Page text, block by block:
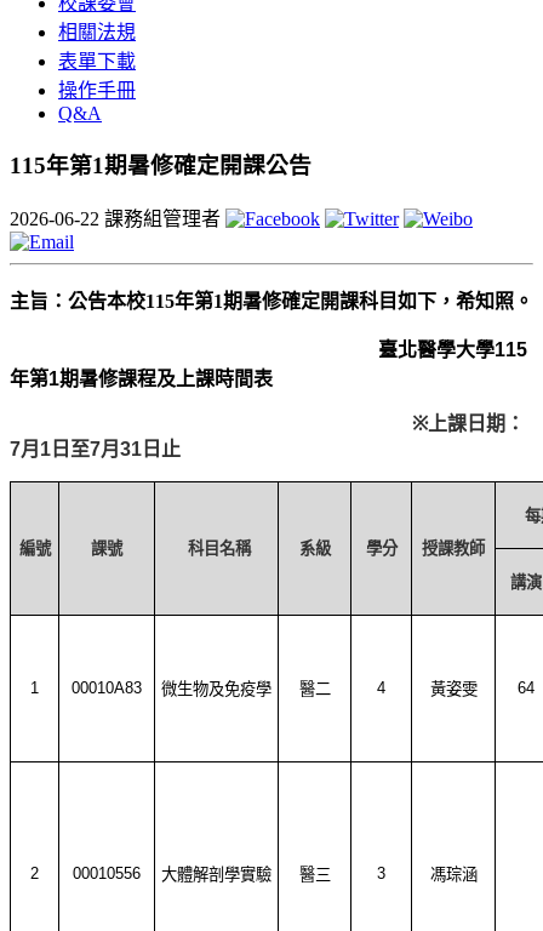
相關法規
表單下載
操作手冊
Q&A
115年第1期暑修確定開課公告
2026-06-22 課務組管理者
主旨：公告本校115年第1期暑修確定開課科目如下，希知照。
臺北醫學大學115
年第1期暑修課程及上課時間表
※上課日期：
7月1日至7月31日止
編號 課號 科目名稱 系級 學分 授課教師
講演
1 00010A83 微生物及免疫學 醫二 4 黃姿雯 64
2 00010556 大體解剖學實驗 醫三 3 馮琮涵